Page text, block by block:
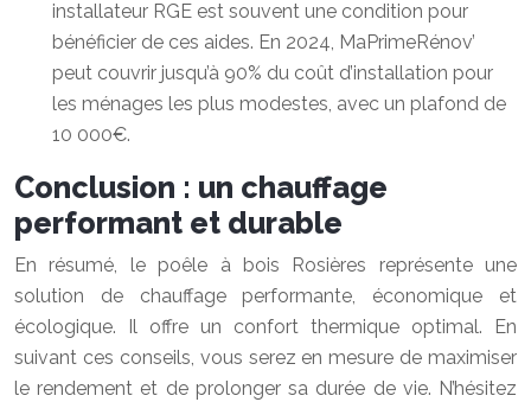
installateur RGE est souvent une condition pour
bénéficier de ces aides. En 2024, MaPrimeRénov’
peut couvrir jusqu’à 90% du coût d’installation pour
les ménages les plus modestes, avec un plafond de
10 000€.
Conclusion : un chauffage
performant et durable
En résumé, le poêle à bois Rosières représente une
solution de chauffage performante, économique et
écologique. Il offre un confort thermique optimal. En
suivant ces conseils, vous serez en mesure de maximiser
le rendement et de prolonger sa durée de vie. N’hésitez